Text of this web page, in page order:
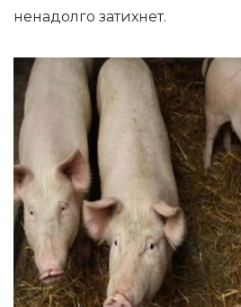
ненадолго затихнет.